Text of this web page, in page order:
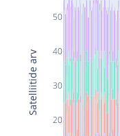
20
30
40
50
Satelliitide arv